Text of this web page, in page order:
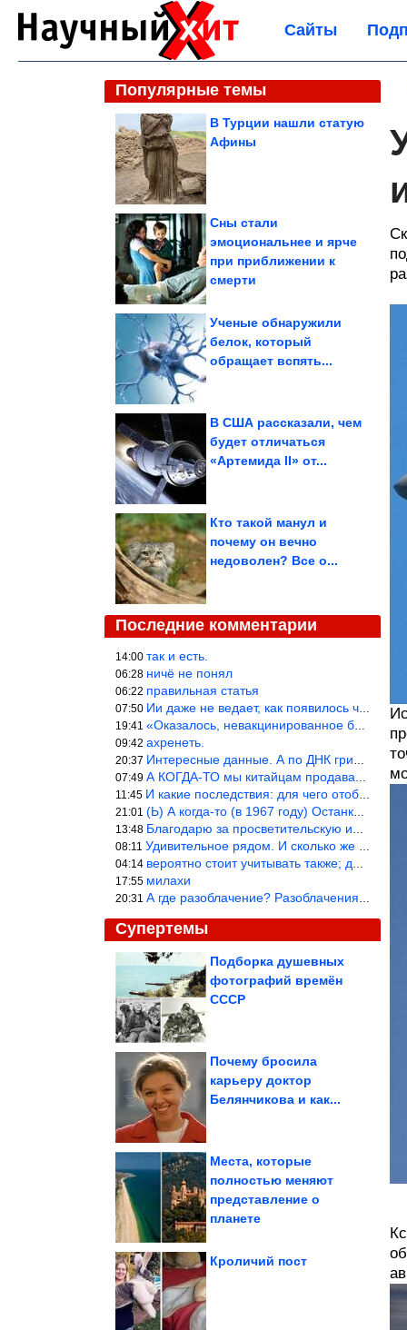
Сайты
Популярные темы
В Турции нашли статую
Афины
Сны стали
эмоциональнее и ярче
при приближении к
смерти
Ученые обнаружили
белок, который
обращает вспять...
В США рассказали, чем
будет отличаться
«Артемида II» от...
Кто такой манул и
почему он вечно
недоволен? Все о...
Последние комментарии
14:00 так и есть.
06:28 ничё не понял
06:22 правильная статья
07:50 Ии даже не ведает, как появилось человечество и для чего оно сущ
19:41 «Оказалось, невакцинированное большинство умирает существенно ча
09:42 ахренеть.
20:37 Интересные данные. А по ДНК грибов, бактерий имеются сведения из
07:49 А КОГДА-ТО мы китайцам продавали фуфайки.
11:45 И какие последствия: для чего отобрали? или просто похвастались.
21:01 (Ь) А когда-то (в 1967 году) Останкинская телебашня была самым в
13:48 Благодарю за просветительскую информацию.
08:11 Удивительное рядом. И сколько же ещё открытий готовит Просвещень
04:14 вероятно стоит учитывать также; длительность сна сгущает кровото
17:55 милахи
20:31 А где разоблачение? Разоблачения нет — значит придётся принять к
Супертемы
Почему «хорошие» дети
неуверенных
взрослых....
Подборка душевных
фотографий времён
СССР
Почему бросила
карьеру доктор
Белянчикова и как...
Места, которые
полностью меняют
представление о
планете
Кроличий пост